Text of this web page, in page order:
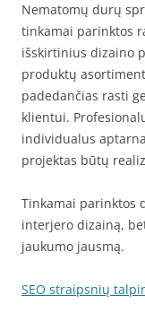
Nematomų durų
tinkamai parinktos
išskirtinius dizaino
produktų
padedančias rasti
klientui.
individualus
projektas būtų
Tinkamai parinktos
interjero dizainą,
jaukumo jausmą.
SEO straipsnių